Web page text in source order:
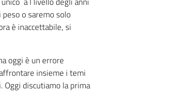
o saremo solo
è inaccettabile, si
oggi è un errore
insieme i temi
Oggi discutiamo la prima